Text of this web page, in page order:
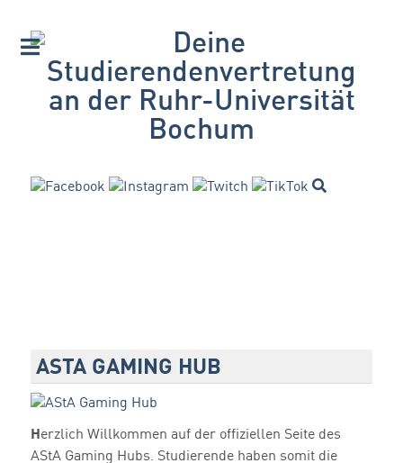
ASTA GAMING HUB
H erzlich Willkommen auf der offiziellen Seite des
AStA Gaming Hubs. Studierende haben somit die